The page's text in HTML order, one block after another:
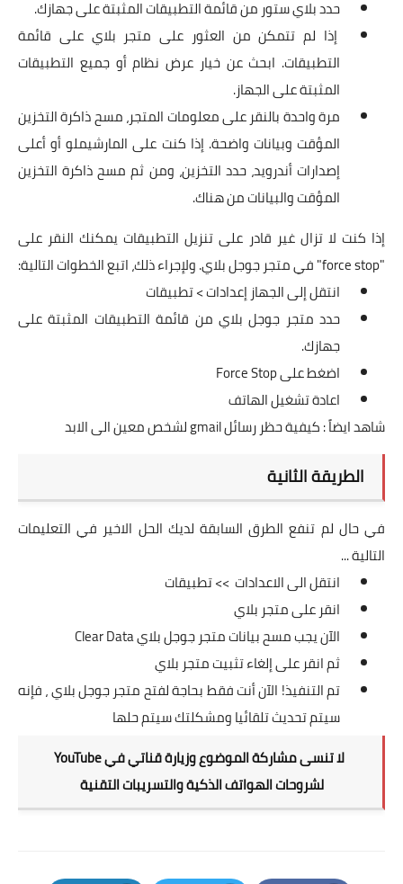
حدد بلاي ستور من قائمة التطبيقات المثبتة على جهازك.
إذا لم تتمكن من العثور على متجر بلاي على قائمة
التطبيقات. ابحث عن خيار عرض نظام أو جميع التطبيقات
المثبتة على الجهاز.
مرة واحدة بالنقر على معلومات المتجر، مسح ذاكرة التخزين
المؤقت وبيانات واضحة. إذا كنت على المارشيملو أو أعلى
إصدارات أندرويد، حدد التخزين، ومن ثم مسح ذاكرة التخزين
المؤقت والبيانات من هناك.
إذا كنت لا تزال غير قادر على تنزيل التطبيقات يمكنك النقر على
"force stop" في متجر جوجل بلاي. ولإجراء ذلك، اتبع الخطوات التالية:
انتقل إلى الجهاز إعدادات > تطبيقات
حدد متجر جوجل بلاي من قائمة التطبيقات المثبتة على
جهازك.
اضغط على Force Stop
اعادة تشغيل الهاتف
شاهد ايضاً :كيفية حظر رسائل gmail لشخص معين الى الابد
الطريقة الثانية
في حال لم تنفع الطرق السابقة لديك الحل الاخير في التعليمات
التالية ...
انتقل الى الاعدادات >> تطبيقات
انقر على متجر بلاي
الآن يجب مسح بيانات متجر جوجل بلاي Clear Data
ثم انقر على إلغاء تثبيت متجر بلاي
تم التنفيذ! الآن أنت فقط بحاجة لفتح متجر جوجل بلاي ، فإنه
سيتم تحديث تلقائيا ومشكلتك سيتم حلها
لا تنسى مشاركة الموضوع وزيارة قناتي فيYouTube
لشروحات الهواتف الذكية والتسريبات التقنية